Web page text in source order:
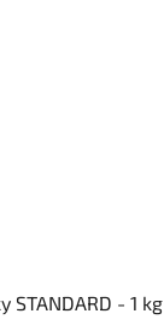
- 1 kg